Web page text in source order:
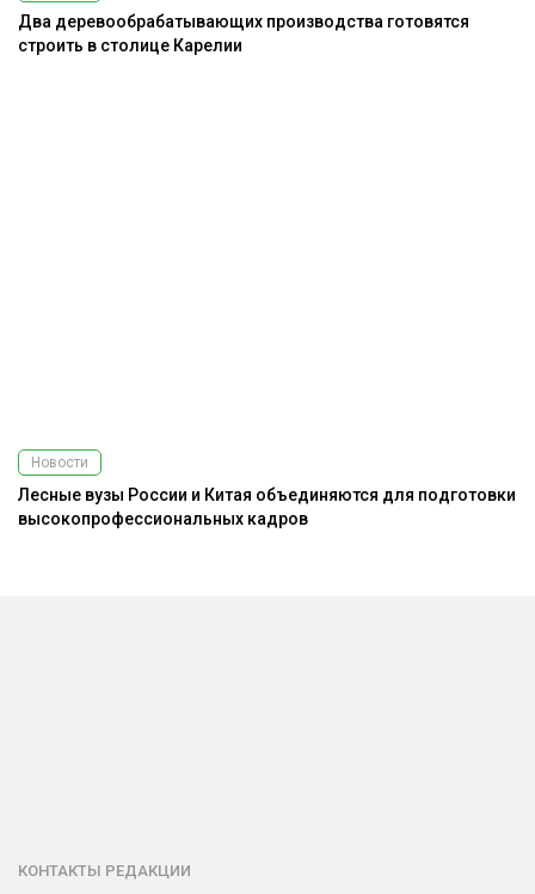
Два деревообрабатывающих производства готовятся
строить в столице Карелии
Новости
Лесные вузы России и Китая объединяются для подготовки
высокопрофессиональных кадров
КОНТАКТЫ РЕДАКЦИИ